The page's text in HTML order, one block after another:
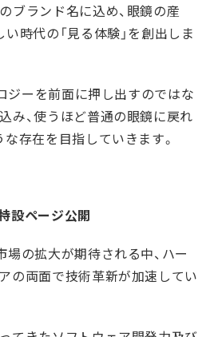
ブランド名に込め、眼鏡の産
い時代の「見る体験」を創出しま
ジーを前面に押し出すのではな
み、使うほど普通の眼鏡に戻れ
存在を目指していきます。
設ページ公開
場の拡大が期待される中、ハー
の両面で技術革新が加速してい